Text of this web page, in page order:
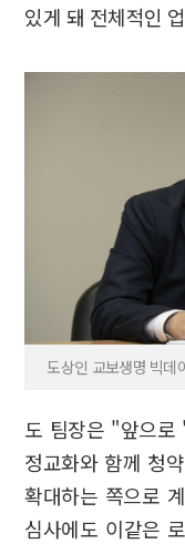
있게 돼 전체적인
도상인 교보생명 빅
도 팀장은 "앞으로
정교화와 함께 청
확대하는 쪽으로
심사에도 이같은